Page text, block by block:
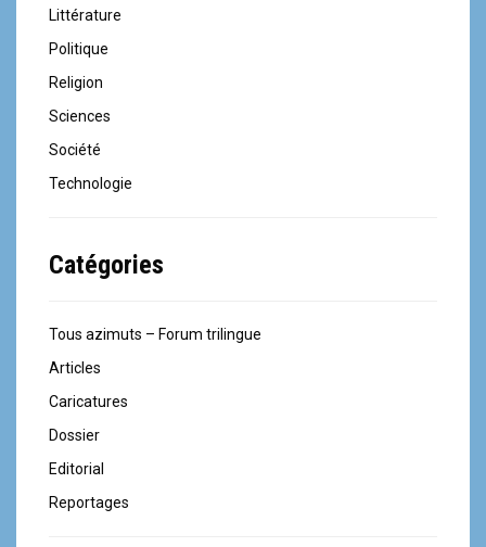
Littérature
Politique
Religion
Sciences
Société
Technologie
Catégories
Tous azimuts – Forum trilingue
Articles
Caricatures
Dossier
Editorial
Reportages